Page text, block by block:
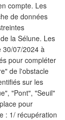
compte. Les
de données
la Sélune. Les
30/07/2024 à
pour compléter
de l'obstacle
sur les
"Pont", "Seuil"
pour
: 1/ récupération